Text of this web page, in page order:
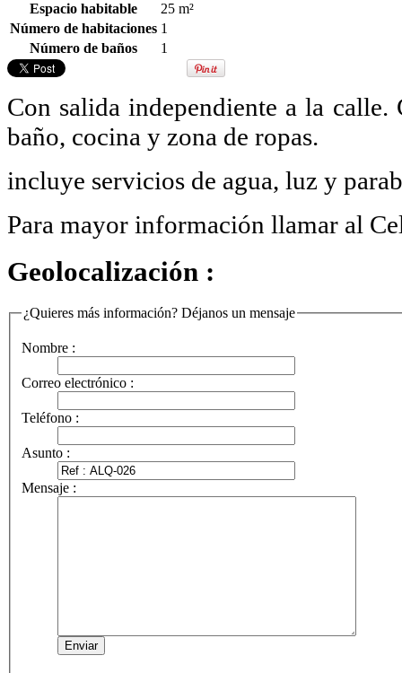
Espacio habitable
25 m²
Número de habitaciones 1
Número de baños
1
Con salida independiente a la calle.
baño, cocina y zona de ropas.
incluye servicios de agua, luz y
Para mayor información llamar al
Geolocalización :
¿Quieres más información? Déjanos un mensaje
Nombre :
Correo electrónico :
Teléfono :
Asunto :
Mensaje :